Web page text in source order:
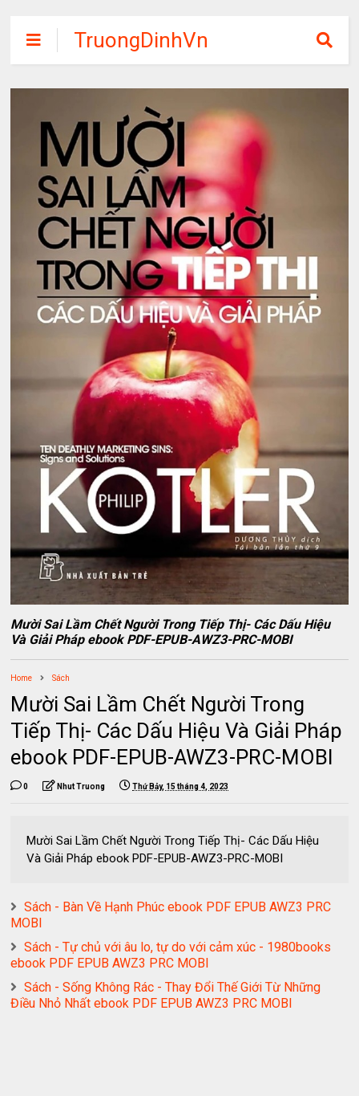
TruongDinhVn
Chia sẽ ebook,
các khóa học,
phần mềm học
tập miễn phí
Mười Sai Lầm Chết Người Trong Tiếp Thị- Các Dấu Hiệu
Và Giải Pháp ebook PDF-EPUB-AWZ3-PRC-MOBI
Home Sách
Mười Sai Lầm Chết Người Trong
Tiếp Thị- Các Dấu Hiệu Và Giải Pháp
ebook PDF-EPUB-AWZ3-PRC-MOBI
0 Nhut Truong Thứ Bảy, 15 tháng 4, 2023
Mười Sai Lầm Chết Người Trong Tiếp Thị- Các Dấu Hiệu
Và Giải Pháp ebook PDF-EPUB-AWZ3-PRC-MOBI
Sách - Bàn Về Hạnh Phúc ebook PDF EPUB AWZ3 PRC
MOBI
Sách - Tự chủ với âu lo, tự do với cảm xúc - 1980books
ebook PDF EPUB AWZ3 PRC MOBI
Sách - Sống Không Rác - Thay Đổi Thế Giới Từ Những
Điều Nhỏ Nhất ebook PDF EPUB AWZ3 PRC MOBI